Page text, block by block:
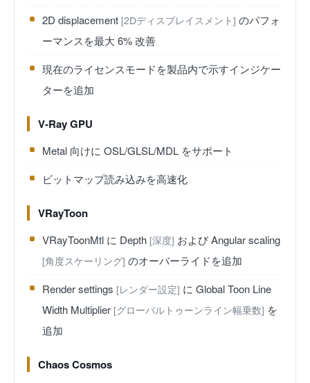
2D displacement [2Dディスプレイスメント] のパフォ
ーマンスを最大 6% 改善
現在のライセンスモードを製品内で示すインジケー
ターを追加
V-Ray GPU
Metal 向けに OSL/GLSL/MDL をサポート
ビットマップ読み込みを高速化
VRayToon
VRayToonMtl に Depth [深度] および Angular scaling
[角度スケーリング] のオーバーライドを追加
Render settings [レンダー設定] に Global Toon Line
Width Multiplier [グローバルトゥーンライン幅乗数] を
追加
Chaos Cosmos